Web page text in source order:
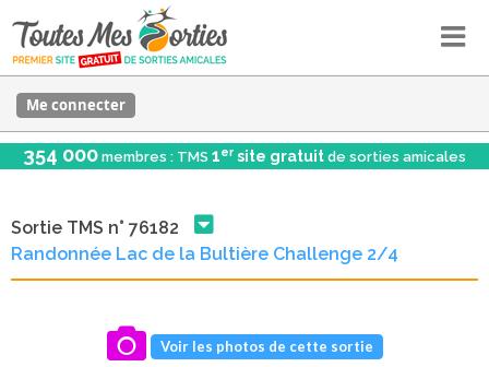
Me connecter
354 000 membres : TMS 1er site gratuit de sorties amicales
Sortie TMS n° 76182
Randonnée Lac de la Bultière Challenge 2/4
Voir les photos de cette sortie